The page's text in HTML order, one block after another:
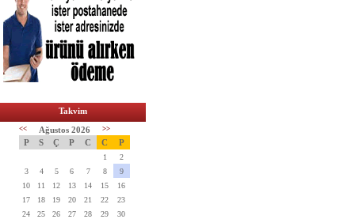
Takvim
<< Ağustos 2026 >>
P S Ç P C C P
1
2
3
4 5 6 7 8
9
10
11 12 13 14 15
16
17
18 19 20 21 22
23
24
25 26 27 28 29
30